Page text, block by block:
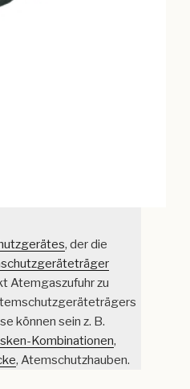
, der die
Atemgaszufuhr zu
können sein z. B.
Kombinationen,
, Atemschutzhauben.